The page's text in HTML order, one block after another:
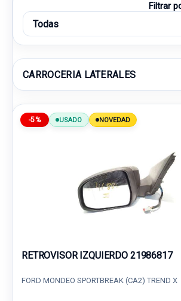
Filtrar
CARROCERIA LATERALES
-5% USADO NOVEDAD
RETROVISOR IZQUIERDO 21986817
FORD MONDEO SPORTBREAK (CA2) TREND X